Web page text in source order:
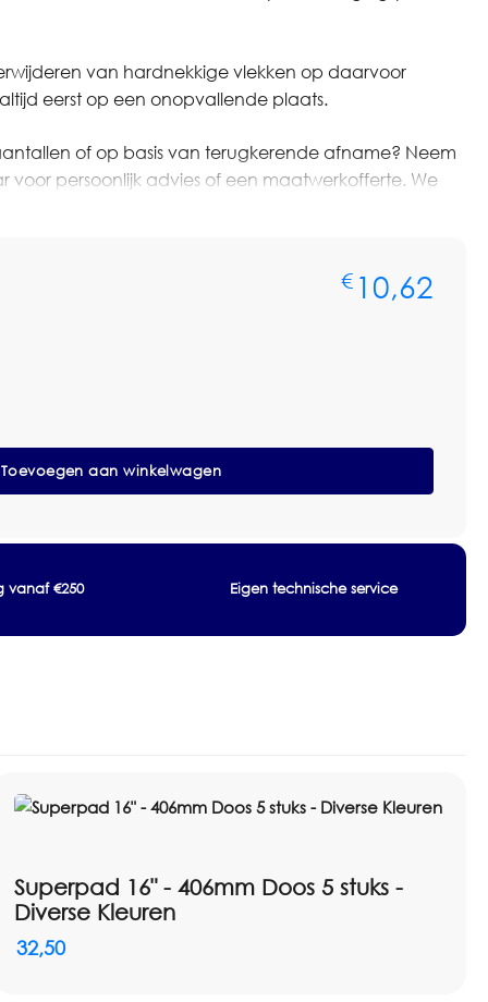
van hardnekkige vlekken op daarvoor
eerst op een onopvallende plaats.
of op basis van terugkerende afname? Neem
persoonlijk advies of een maatwerkofferte. We
€ 10,62
Toevoegen aan winkelwagen
vanaf €250 Eigen technische service
Superpad 16" - 406mm Doos 5 stuks -
Diverse Kleuren
32,50